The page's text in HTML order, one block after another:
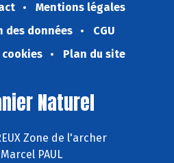
Mentions légales
des données
CGU
Plan du site
Naturel
Zone de l'archer
PAUL